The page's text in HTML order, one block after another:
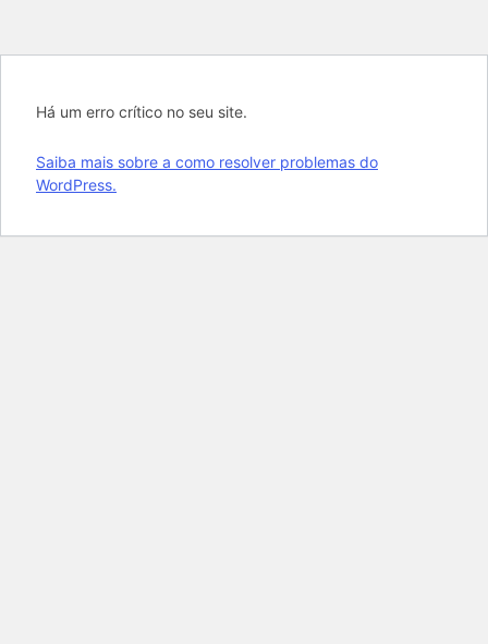
Há um erro crítico no seu site.
Saiba mais sobre a como resolver problemas do
WordPress.